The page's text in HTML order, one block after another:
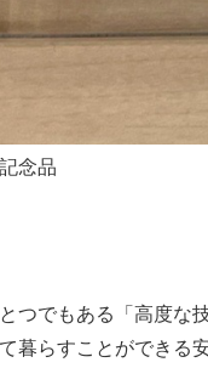
念品
つでもある「高度な
暮らすことができる